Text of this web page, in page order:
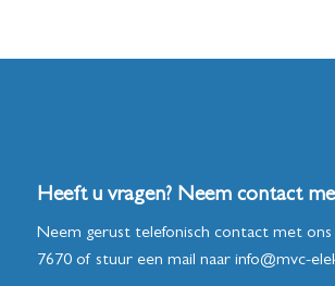
Heeft u vragen? Neem contact
Neem gerust telefonisch contact met ons
7670of stuur een mail naar info@mvc-